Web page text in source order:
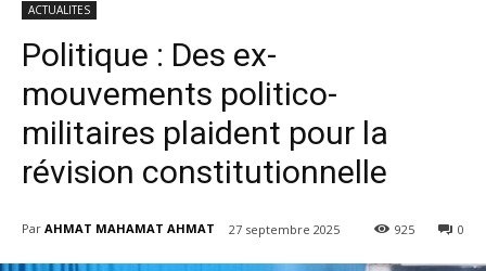
ACTUALITES
Politique : Des ex-
mouvements politico-
militaires plaident pour la
révision constitutionnelle
Par AHMAT MAHAMAT AHMAT 27 septembre 2025 0
925